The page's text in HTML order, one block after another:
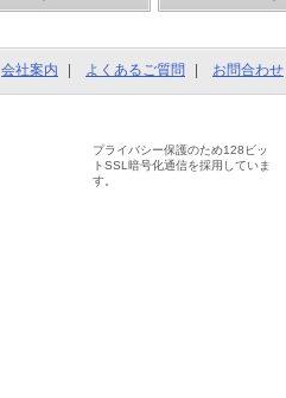
会社案内 よくあるご質問 お問合わせ
プライバシー保護のため128ビッ
トSSL暗号化通信を採用していま
す。